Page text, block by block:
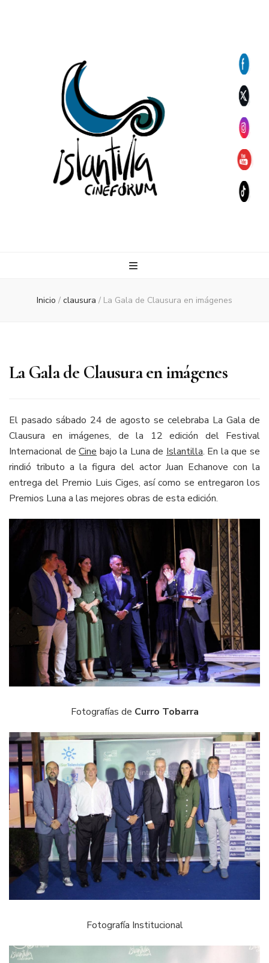
Inicio / clausura / La Gala de Clausura en imágenes
La Gala de Clausura en imágenes
El pasado sábado 24 de agosto se celebraba La Gala de
Clausura en imágenes, de la 12 edición del Festival
Internacional deCine bajo la Luna de Islantilla. En la que se
rindió tributo a la figura del actor Juan Echanove con la
entrega del Premio Luis Ciges, así como se entregaron los
Premios Luna a las mejores obras de esta edición.
Fotografías de Curro Tobarra
Fotografía Institucional